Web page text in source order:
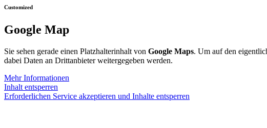
Customized
Google Map
Sie sehen gerade einen Platzhalterinhalt von Google Maps. Um auf den
dabei Daten an Drittanbieter weitergegeben werden.
Mehr Informationen
Inhalt entsperren
Erforderlichen Service akzeptieren und Inhalte entsperren